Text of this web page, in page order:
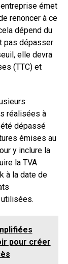
émet
renoncer à ce
dépend du
pas dépasser
elle devra
(TTC) et
réalisées à
dépassé
émises au
y inclure la
la TVA
à la date de
utilisées.
pour créer